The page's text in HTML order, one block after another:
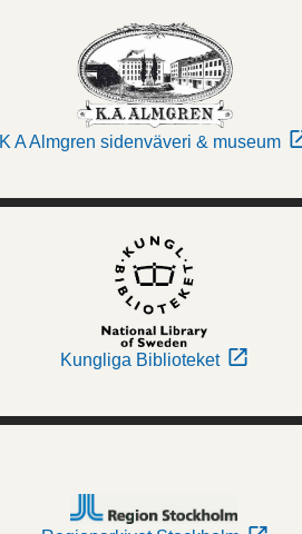
K A Almgren sidenväveri & museum
Kungliga Biblioteket